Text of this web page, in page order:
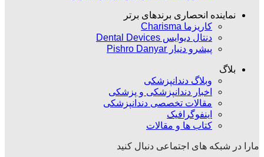
نماینده انحصاری برندهای برتر
کاریزما Charisma
دنتال دیوایس Dental Devices
پیشرو دنیار Pishro Danyar
بلاگ
وبلاگ دندانپزشکی
اخبار دندانپزشکی و پزشکی
مقالات تخصصی دندانپزشکی
اینفوگرافیک
کتاب ها و مقالات
مارا در شبکه های اجتماعی دنبال کنید